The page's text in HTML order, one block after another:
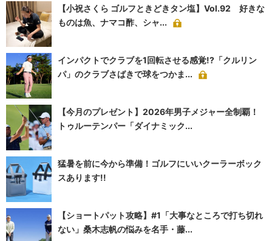
【小祝さくら ゴルフときどきタン塩】Vol.92 好きな
ものは魚、ナマコ酢、シャ...
インパクトでクラブを1回転させる感覚!?「クルリン
パ」のクラブさばきで球をつかま...
【今月のプレゼント】2026年男子メジャー全制覇！
トゥルーテンパー「ダイナミック...
猛暑を前に今から準備！ゴルフにいいクーラーボック
スあります!!
【ショートパット攻略】#1「大事なところで打ち切れ
ない」桑木志帆の悩みを名手・藤...